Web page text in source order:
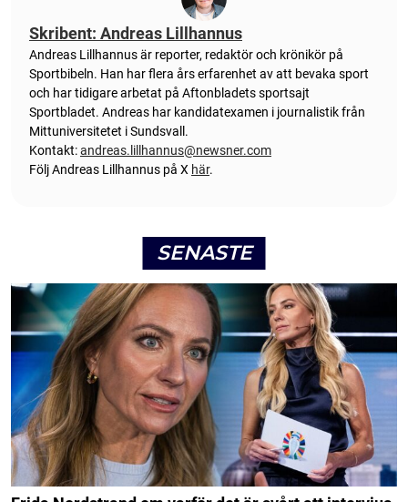
Skribent: Andreas Lillhannus
Andreas Lillhannus är reporter, redaktör och krönikör på
Sportbibeln. Han har flera års erfarenhet av att bevaka sport
och har tidigare arbetat på Aftonbladets sportsajt
Sportbladet. Andreas har kandidatexamen i journalistik från
Mittuniversitetet i Sundsvall.
Kontakt:andreas.lillhannus@newsner.com
Följ Andreas Lillhannus på X här.
SENASTE